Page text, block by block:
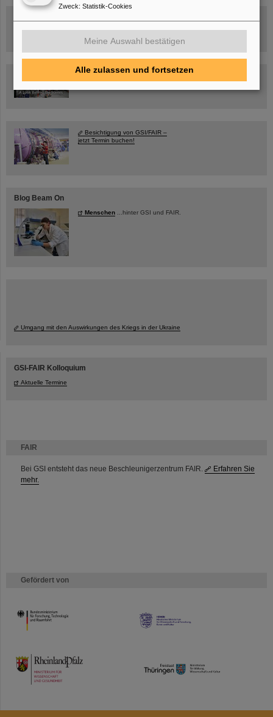
FAIR
Bei GSI entsteht das neue Beschleunigerzentrum FAIR.
Erfahren Sie
mehr.
Gefördert von
HMWK
TMWWDG
Besichtigung von GSI/FAIR –
jetzt Termin buchen!
Blog Beam On
Menschen ...hinter GSI und FAIR.
Umgang mit den Auswirkungen des Kriegs in der Ukraine
GSI-FAIR Kolloquium
Aktuelle Termine
Zweck: Statistik-Cookies
Meine Auswahl bestätigen
Alle zulassen und fortsetzen